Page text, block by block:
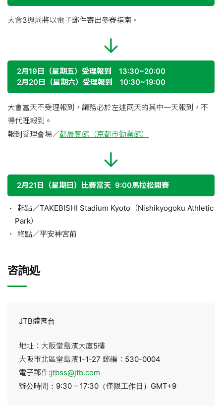
大會3週前將以電子郵件寄出參賽指南。
2月19日（星期五）受理報到 13:30~20:00
2月20日（星期六）受理報到 10:30~19:00
大會當天不受理報到，請務必於左述兩天的其中一天報到，不
得代理報到。
報到受理會場／都展覽館（京都市勸業館）
2月21日（星期日）比賽當天 9:00馬拉松開賽
起點／TAKEBISHI Stadium Kyoto（Nishikyogoku Athletic
Park）
終點／平安神宮前
咨詢処
JTB體育台
地址：大阪堂島濱大廈5樓
大阪市北區堂島濱1-1-27 郵編：530-0004
電子郵件:jtbss@jtb.com
辦公時間：9:30 – 17:30（僅限工作日）GMT+9